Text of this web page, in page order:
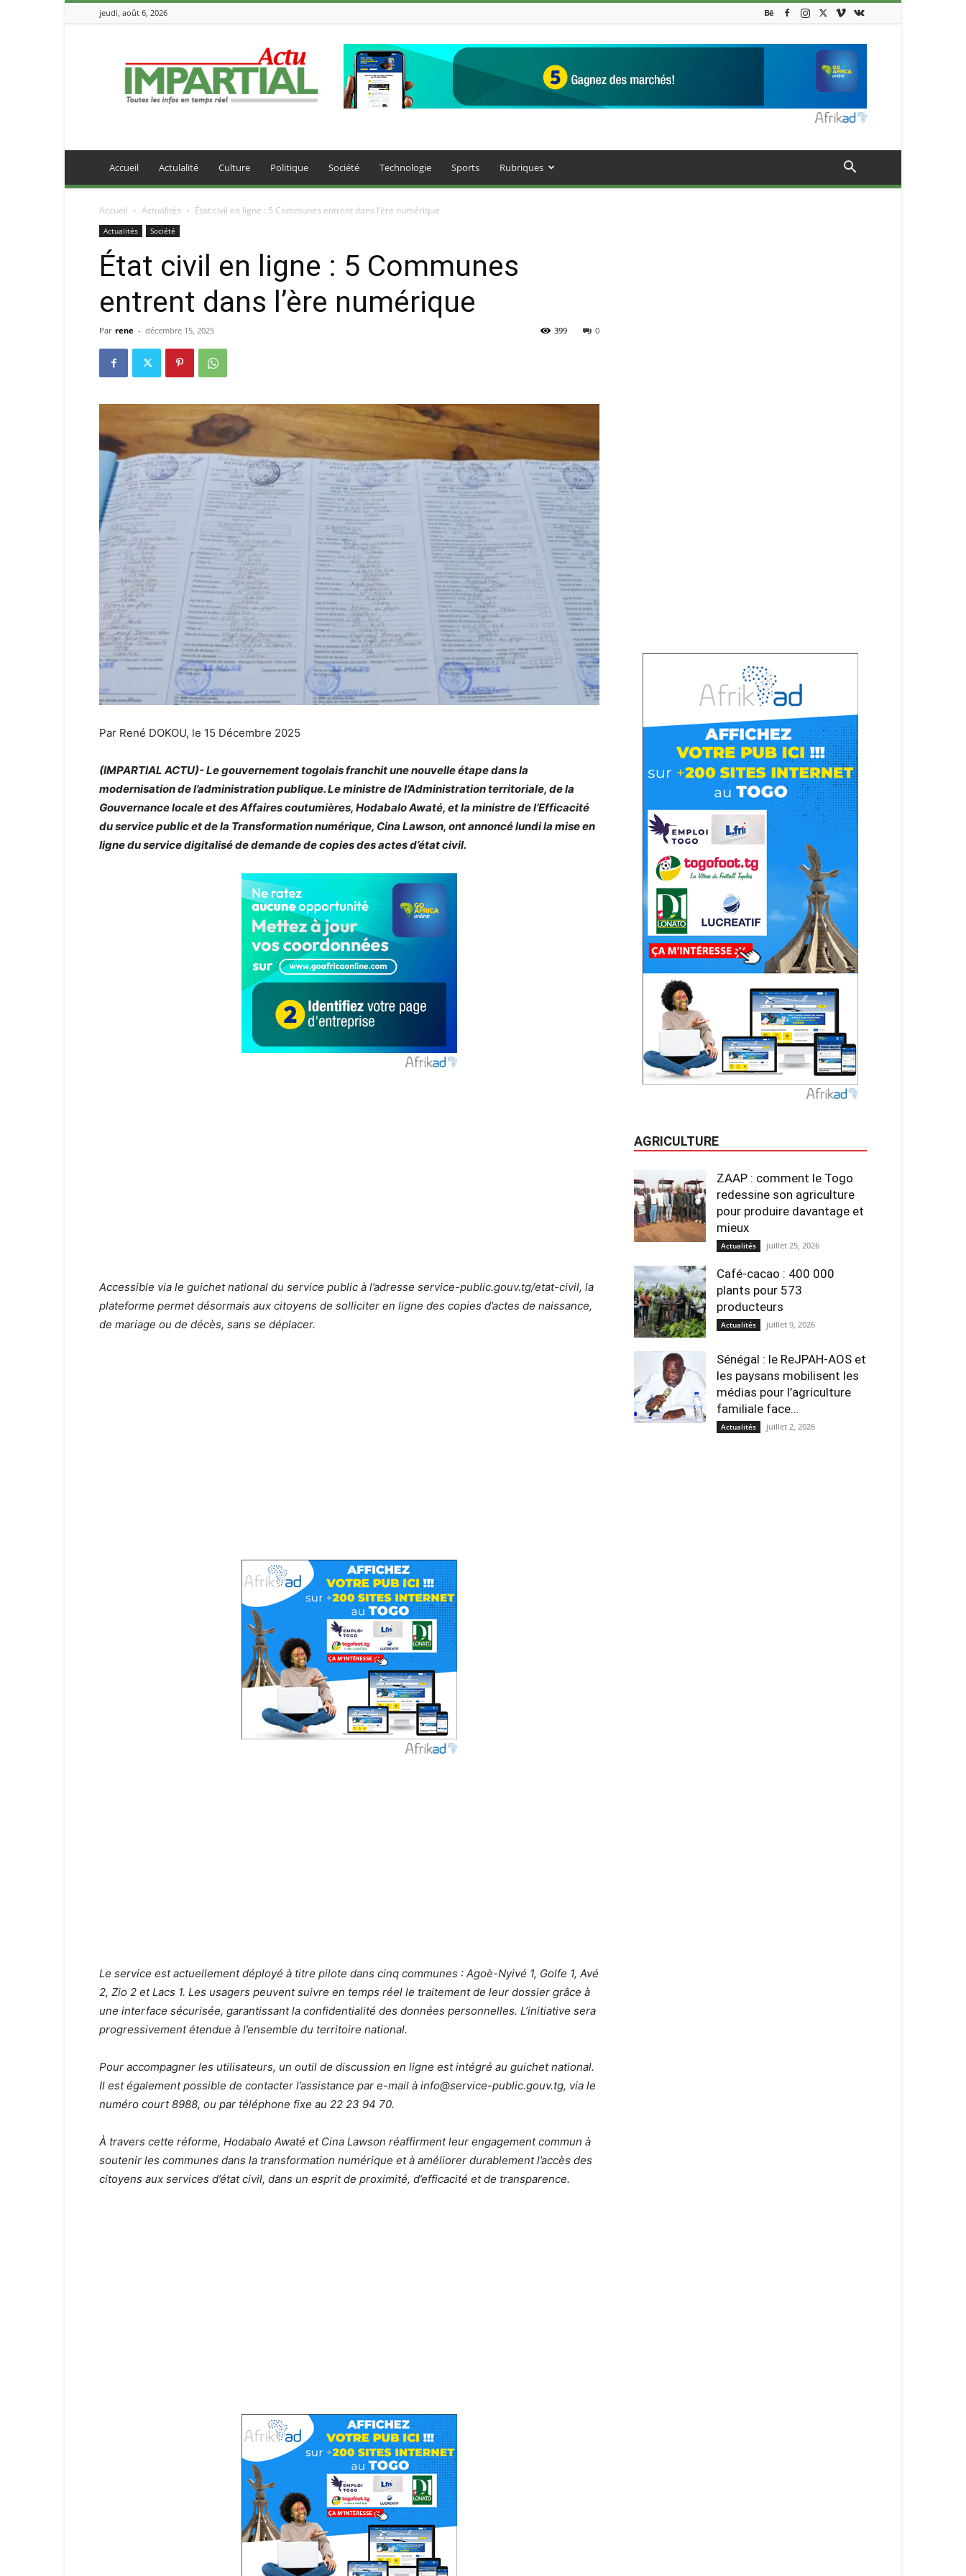
jeudi, août 6, 2026
IMPARTIALACTU
Accueil Actulalité Culture Politique Société Technologie Sports Rubriques
Accueil Actualités État civil en ligne : 5 Communes entrent dans l’ère numérique
Actualités Société
État civil en ligne : 5 Communes
entrent dans l’ère numérique
Par rene - décembre 15, 2025 0
399
Par René DOKOU, le 15 Décembre 2025
(IMPARTIAL ACTU)- Le gouvernement togolais franchit une nouvelle étape dans la
modernisation de l’administration publique. Le ministre de l’Administration territoriale, de la
Gouvernance locale et des Affaires coutumières, Hodabalo Awaté, et la ministre de l’Efficacité
du service public et de la Transformation numérique, Cina Lawson, ont annoncé lundi la mise en
ligne du service digitalisé de demande de copies des actes d’état civil.
Accessible via le guichet national du service public à l’adresse service-public.gouv.tg/etat-civil, la
plateforme permet désormais aux citoyens de solliciter en ligne des copies d’actes de naissance,
de mariage ou de décès, sans se déplacer.
Le service est actuellement déployé à titre pilote dans cinq communes : Agoè-Nyivé 1, Golfe 1, Avé
2, Zio 2 et Lacs 1. Les usagers peuvent suivre en temps réel le traitement de leur dossier grâce à
une interface sécurisée, garantissant la confidentialité des données personnelles. L’initiative sera
progressivement étendue à l’ensemble du territoire national.
Pour accompagner les utilisateurs, un outil de discussion en ligne est intégré au guichet national.
Il est également possible de contacter l’assistance par e-mail à info@service-public.gouv.tg, via le
numéro court 8988, ou par téléphone fixe au 22 23 94 70.
À travers cette réforme, Hodabalo Awaté et Cina Lawson réaffirment leur engagement commun à
soutenir les communes dans la transformation numérique et à améliorer durablement l’accès des
citoyens aux services d’état civil, dans un esprit de proximité, d’efficacité et de transparence.
AGRICULTURE
ZAAP : comment le Togo
redessine son agriculture
pour produire davantage et
mieux
Actualités juillet 25, 2026
Café-cacao : 400 000
plants pour 573
producteurs
Actualités juillet 9, 2026
Sénégal : le ReJPAH-AOS et
les paysans mobilisent les
médias pour l’agriculture
familiale face...
Actualités juillet 2, 2026